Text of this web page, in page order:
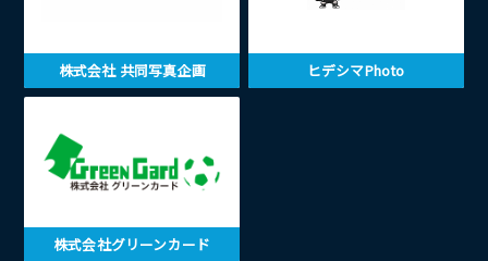
株式会社 共同写真企画 ヒデシマPhoto
株式会社グリーンカード